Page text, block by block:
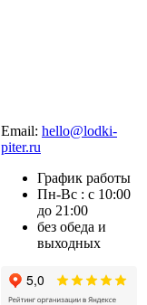
Email: hello@lodki-
piter.ru
График работы
Пн-Вс : с 10:00
до 21:00
без обеда и
выходных